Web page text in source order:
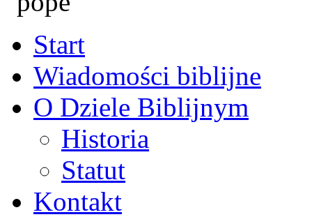
Start
Wiadomości biblijne
O Dziele Biblijnym
Historia
Statut
Kontakt